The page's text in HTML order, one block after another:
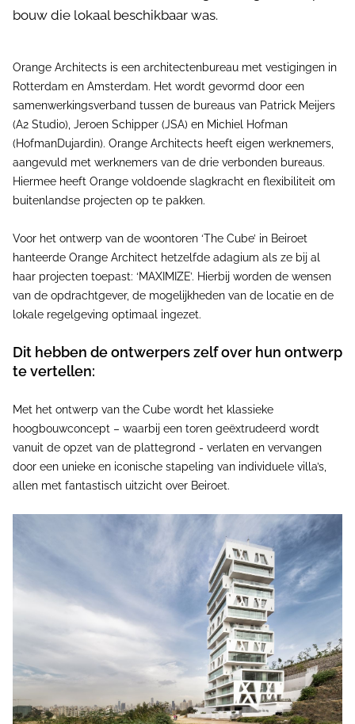
bouw die lokaal beschikbaar was.
Orange Architects is een architectenbureau met vestigingen in
Rotterdam en Amsterdam. Het wordt gevormd door een
samenwerkingsverband tussen de bureaus van Patrick Meijers
(A2 Studio), Jeroen Schipper (JSA) en Michiel Hofman
(HofmanDujardin). Orange Architects heeft eigen werknemers,
aangevuld met werknemers van de drie verbonden bureaus.
Hiermee heeft Orange voldoende slagkracht en flexibiliteit om
buitenlandse projecten op te pakken.
Voor het ontwerp van de woontoren ‘The Cube’ in Beiroet
hanteerde Orange Architect hetzelfde adagium als ze bij al
haar projecten toepast: ‘MAXIMIZE’. Hierbij worden de wensen
van de opdrachtgever, de mogelijkheden van de locatie en de
lokale regelgeving optimaal ingezet.
Dit hebben de ontwerpers zelf over hun ontwerp
te vertellen:
Met het ontwerp van the Cube wordt het klassieke
hoogbouwconcept – waarbij een toren geëxtrudeerd wordt
vanuit de opzet van de plattegrond - verlaten en vervangen
door een unieke en iconische stapeling van individuele villa’s,
allen met fantastisch uitzicht over Beiroet.